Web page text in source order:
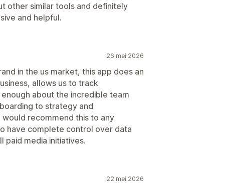
other similar tools and definitely
and helpful.
26 mei 2026
in the us market, this app does an
allows us to track
about the incredible team
to strategy and
recommend this to any
have complete control over data
paid media initiatives.
22 mei 2026